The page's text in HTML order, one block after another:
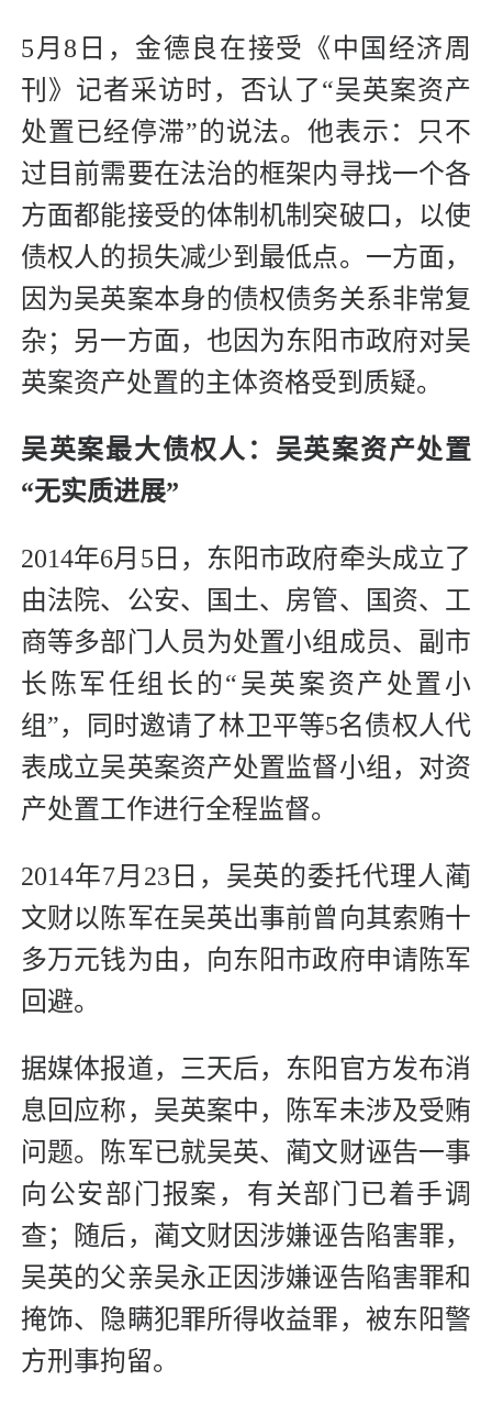
5月8日，金德良在接受《中国经济周
刊》记者采访时，否认了“吴英案资产
处置已经停滞”的说法。他表示：只不
过目前需要在法治的框架内寻找一个各
方面都能接受的体制机制突破口，以使
债权人的损失减少到最低点。一方面，
因为吴英案本身的债权债务关系非常复
杂；另一方面，也因为东阳市政府对吴
英案资产处置的主体资格受到质疑。
吴英案最大债权人：吴英案资产处置
“无实质进展”
2014年6月5日，东阳市政府牵头成立了
由法院、公安、国土、房管、国资、工
商等多部门人员为处置小组成员、副市
长陈军任组长的“吴英案资产处置小
组”，同时邀请了林卫平等5名债权人代
表成立吴英案资产处置监督小组，对资
产处置工作进行全程监督。
2014年7月23日，吴英的委托代理人蔺
文财以陈军在吴英出事前曾向其索贿十
多万元钱为由，向东阳市政府申请陈军
回避。
据媒体报道，三天后，东阳官方发布消
息回应称，吴英案中，陈军未涉及受贿
问题。陈军已就吴英、蔺文财诬告一事
向公安部门报案，有关部门已着手调
查；随后，蔺文财因涉嫌诬告陷害罪，
吴英的父亲吴永正因涉嫌诬告陷害罪和
掩饰、隐瞒犯罪所得收益罪，被东阳警
方刑事拘留。